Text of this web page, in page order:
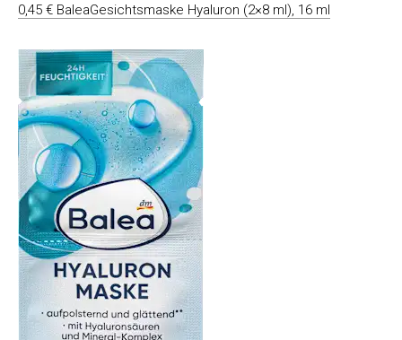
0,45 € BaleaGesichtsmaske Hyaluron (2×8 ml), 16 ml